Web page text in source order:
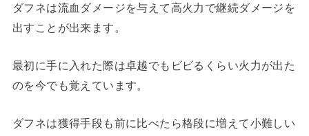
ダフネは流血ダメージを与えて高火力で継続ダメージを
出すことが出来ます。
最初に手に入れた際は卓越でもビビるくらい火力が出た
のを今でも覚えています。
ダフネは獲得手段も前に比べたら格段に増えて小難しい